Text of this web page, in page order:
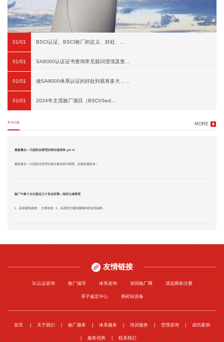
01/01 BSCI认证、BSCI验厂的定义、好处、...
01/01 SA8000认证证书查询常见疑问澄清及查...
01/01 做SA8000体系认证的好处到底有多大，...
01/01 2024年主流验厂项目（BSCI/Sed...
常见问题 MORE
最新最全—污染防治管理法律法规清单 get it!
最新最全—污染防治管理法律法规清单列表图。赶紧收藏起来！
验厂中要十分注意这几个安全距离—深圳九域管理
1、高层建筑疏散： 主要依据：1、高层医疗建筑楼梯间的首层疏散...
友情链接
3c认证咨询 验厂辅导 体系咨询 深圳验厂网 清远商标注册
亲子鉴定中心 商砼站设备
首页 关于我们 验厂服务 体系服务 培训服务 管理咨询 成功案例
服务优势 联系我们